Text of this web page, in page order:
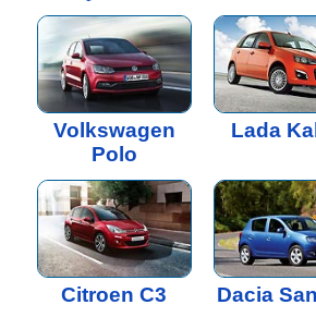
Volkswagen
Polo
Lada
Citroen C3 Dacia